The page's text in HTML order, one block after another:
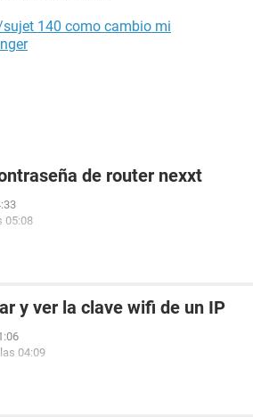
140 como cambio mi
de router nexxt
05:08
y ver la clave wifi de un IP
04:09